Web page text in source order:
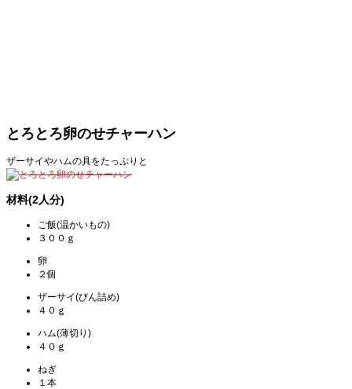
とろとろ卵のせチャーハン
ザーサイやハムの具をたっぷりと
材料(2人分)
ご飯(温かいもの)
３００ｇ
卵
２個
ザーサイ(びん詰め)
４０ｇ
ハム(薄切り)
４０ｇ
ねぎ
１本